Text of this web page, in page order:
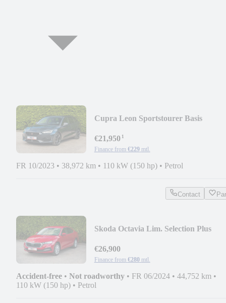
Cupra Leon Sportstourer Basis
€21,950¹
Finance from €229 mtl.
FR 10/2023 • 38,972 km • 110 kW (150 hp) • Petrol
Contact
Skoda Octavia Lim. Selection Plus
€26,900
Finance from €280 mtl.
Accident-free • Not roadworthy • FR 06/2024 • 44,752 km •
110 kW (150 hp) • Petrol